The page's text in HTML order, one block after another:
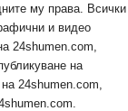
му права. Всички
и видео
24shumen.com,
на
24shumen.com,